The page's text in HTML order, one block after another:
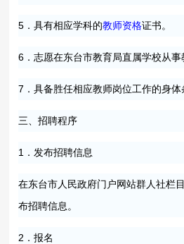
5．具有相应学科的教师资格证书。
6．志愿在东台市教育局直属学校从事
7．具备胜任相应教师岗位工作的身体
三、招聘程序
1．发布招聘信息
在东台市人民政府门户网站群人社栏
布招聘信息。
2．报名